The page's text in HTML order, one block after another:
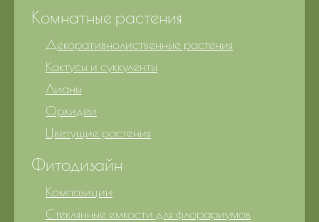
Комнатные растения
Декоративнолиственные растения
Кактусы и суккуленты
Лианы
Орхидеи
Цветущие растения
Фитодизайн
Композиции
Стеклянные емкости для флорариумов